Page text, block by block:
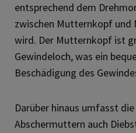
entsprechend dem
zwischen Mutternkopf
wird. Der Mutternkopf ist
Gewindeloch, was ein
Beschädigung des
Darüber hinaus umfasst
Abschermuttern auch